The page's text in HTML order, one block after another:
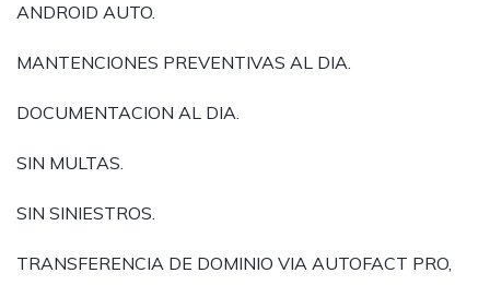
ANDROID AUTO.
MANTENCIONES PREVENTIVAS AL DIA.
DOCUMENTACION AL DIA.
SIN MULTAS.
SIN SINIESTROS.
TRANSFERENCIA DE DOMINIO VIA AUTOFACT PRO,